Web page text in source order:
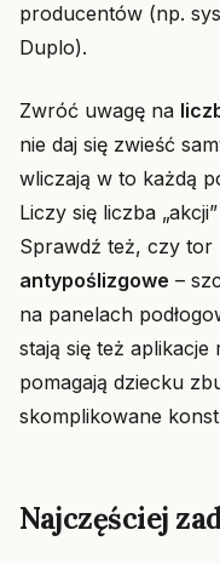
producentów (np.
Duplo).
Zwróć uwagę na
nie daj się zwieść
wliczają w to każdą
Liczy się liczba
Sprawdź też, czy tor
antypoślizgowe –
na panelach
stają się też
pomagają dziecku
skomplikowane
Najczęściej